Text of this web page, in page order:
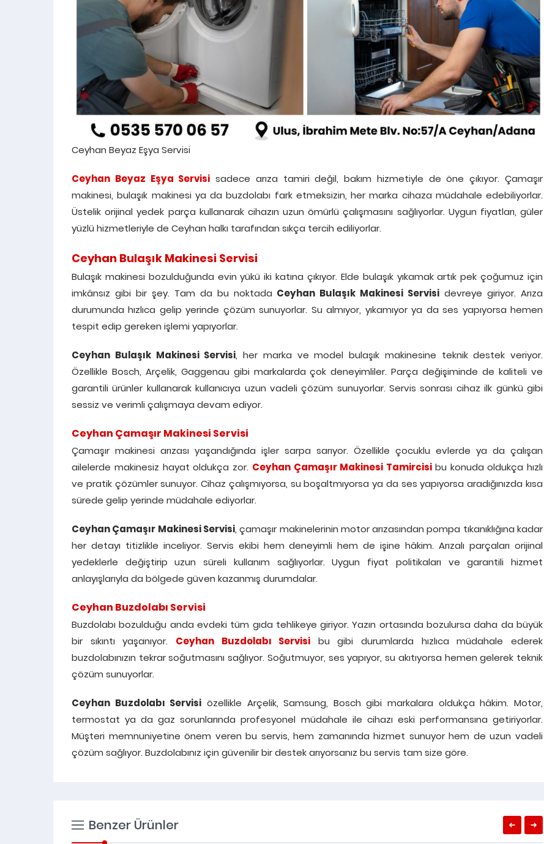
Ceyhan Beyaz Eşya Servisi
Ceyhan Beyaz Eşya Servisi sadece arıza tamiri değil, bakım hizmetiyle de öne çıkıyor. Çamaşır
makinesi, bulaşık makinesi ya da buzdolabı fark etmeksizin, her marka cihaza müdahale edebiliyorlar.
Üstelik orijinal yedek parça kullanarak cihazın uzun ömürlü çalışmasını sağlıyorlar. Uygun fiyatları, güler
yüzlü hizmetleriyle de Ceyhan halkı tarafından sıkça tercih ediliyorlar.
Ceyhan Bulaşık Makinesi Servisi
Bulaşık makinesi bozulduğunda evin yükü iki katına çıkıyor. Elde bulaşık yıkamak artık pek çoğumuz için
imkânsız gibi bir şey. Tam da bu noktada Ceyhan Bulaşık Makinesi Servisi devreye giriyor. Arıza
durumunda hızlıca gelip yerinde çözüm sunuyorlar. Su almıyor, yıkamıyor ya da ses yapıyorsa hemen
tespit edip gereken işlemi yapıyorlar.
Ceyhan Bulaşık Makinesi Servisi, her marka ve model bulaşık makinesine teknik destek veriyor.
Özellikle Bosch, Arçelik, Gaggenau gibi markalarda çok deneyimliler. Parça değişiminde de kaliteli ve
garantili ürünler kullanarak kullanıcıya uzun vadeli çözüm sunuyorlar. Servis sonrası cihaz ilk günkü gibi
sessiz ve verimli çalışmaya devam ediyor.
Ceyhan Çamaşır Makinesi Servisi
Çamaşır makinesi arızası yaşandığında işler sarpa sarıyor. Özellikle çocuklu evlerde ya da çalışan
ailelerde makinesiz hayat oldukça zor. Ceyhan Çamaşır Makinesi Tamircisi bu konuda oldukça hızlı
ve pratik çözümler sunuyor. Cihaz çalışmıyorsa, su boşaltmıyorsa ya da ses yapıyorsa aradığınızda kısa
sürede gelip yerinde müdahale ediyorlar.
Ceyhan Çamaşır Makinesi Servisi, çamaşır makinelerinin motor arızasından pompa tıkanıklığına kadar
her detayı titizlikle inceliyor. Servis ekibi hem deneyimli hem de işine hâkim. Arızalı parçaları orijinal
yedeklerle değiştirip uzun süreli kullanım sağlıyorlar. Uygun fiyat politikaları ve garantili hizmet
anlayışlarıyla da bölgede güven kazanmış durumdalar.
Ceyhan Buzdolabı Servisi
Buzdolabı bozulduğu anda evdeki tüm gıda tehlikeye giriyor. Yazın ortasında bozulursa daha da büyük
bir sıkıntı yaşanıyor. Ceyhan Buzdolabı Servisi bu gibi durumlarda hızlıca müdahale ederek
buzdolabınızın tekrar soğutmasını sağlıyor. Soğutmuyor, ses yapıyor, su akıtıyorsa hemen gelerek teknik
çözüm sunuyorlar.
Ceyhan Buzdolabı Servisi özellikle Arçelik, Samsung, Bosch gibi markalara oldukça hâkim. Motor,
termostat ya da gaz sorunlarında profesyonel müdahale ile cihazı eski performansına getiriyorlar.
Müşteri memnuniyetine önem veren bu servis, hem zamanında hizmet sunuyor hem de uzun vadeli
çözüm sağlıyor. Buzdolabınız için güvenilir bir destek arıyorsanız bu servis tam size göre.
Benzer Ürünler